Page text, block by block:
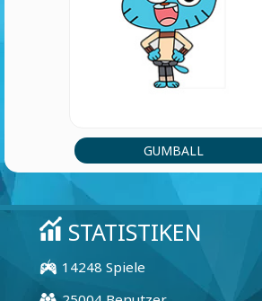
GUMBALL